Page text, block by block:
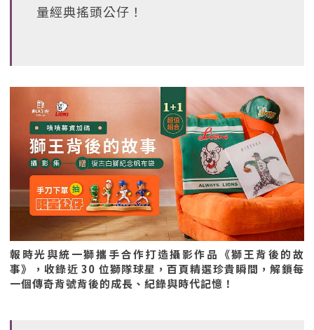
量經典搖頭公仔！
報時光與統一獅攜手合作打造攝影作品《獅王背後的故
事》，收錄近 30 位獅隊球星，百頁精選珍貴瞬間，解鎖每
一個傳奇背號背後的成長、紀錄與時代記憶！